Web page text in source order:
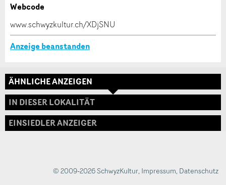
* Eingabe erforderlich
* Eingabe erforderlich
Adresse
Webcode
www.schwyzkultur.ch/XDjSNU
Anzeige beanstanden
ÄHNLICHE ANZEIGEN
IN DIESER LOKALITÄT
EINSIEDLER ANZEIGER
© 2009-2026 SchwyzKultur, Impressum, Datenschutz